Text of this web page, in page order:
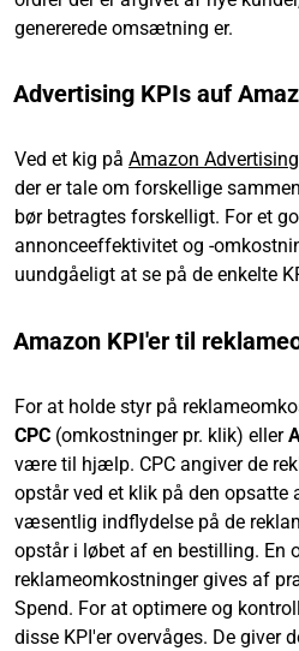
genererede omsætning er.
Advertising KPIs auf
Ved et kig på Amazon Advertising
der er tale om forskellige
bør betragtes forskelligt. For et
annonceeffektivitet og -
uundgåeligt at se på de enkelte
Amazon KPI'er til
For at holde styr på
CPC (omkostninger pr. klik) eller
være til hjælp. CPC angiver de
opstår ved et klik på den opsatte
væsentlig indflydelse på de
opstår i løbet af en bestilling. En
reklameomkostninger gives af
Spend. For at optimere og
disse KPI'er overvåges. De giver